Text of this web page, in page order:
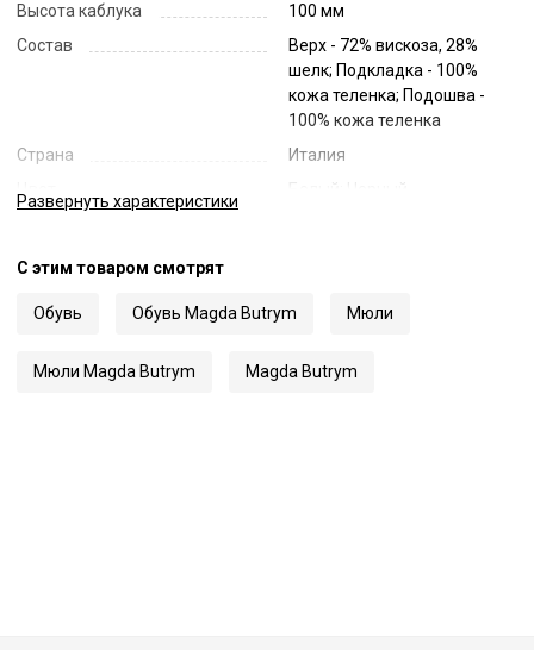
Высота каблука
100 мм
Состав
Верх - 72% вискоза, 28%
шелк; Подкладка - 100%
кожа теленка; Подошва -
100% кожа теленка
Страна
Италия
Цвет
Артикул
Развернуть характеристики
С этим товаром смотрят
Обувь Обувь Magda Butrym Мюли
Мюли Magda Butrym Magda Butrym